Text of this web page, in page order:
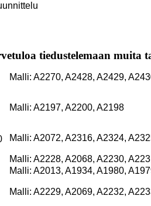
tiedustelemaan muita
Malli: A2270, A2428, A2429,
Malli: A2197, A2200, A2198
Malli: A2072, A2316, A2324,
Malli: A2228, A2068, A2230,
Malli: A2013, A1934, A1980,
Malli: A2229, A2069, A2232,